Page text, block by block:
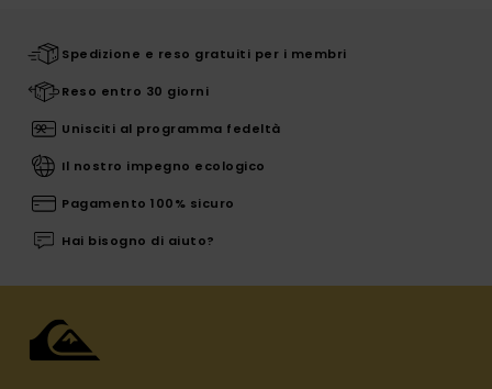
Spedizione e reso gratuiti per i membri
Reso entro 30 giorni
Unisciti al programma fedeltà
Il nostro impegno ecologico
Pagamento 100% sicuro
Hai bisogno di aiuto?